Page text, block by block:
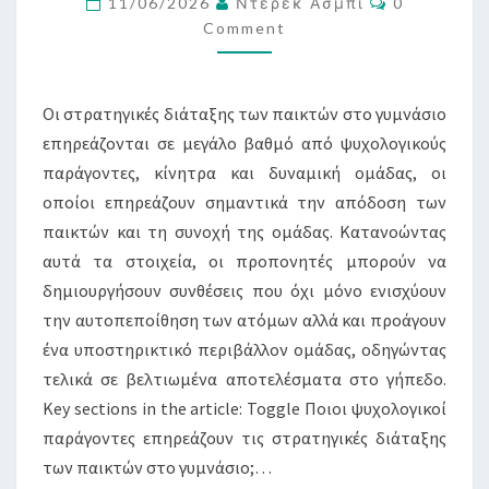
ΕΠΙΡΡΟΉ
ΣΥΝΟΜΗΛΊΚΩΝ
Comment
Οι στρατηγικές διάταξης των παικτών στο γυμνάσιο
επηρεάζονται σε μεγάλο βαθμό από ψυχολογικούς
παράγοντες, κίνητρα και δυναμική ομάδας, οι
οποίοι επηρεάζουν σημαντικά την απόδοση των
παικτών και τη συνοχή της ομάδας. Κατανοώντας
αυτά τα στοιχεία, οι προπονητές μπορούν να
δημιουργήσουν συνθέσεις που όχι μόνο ενισχύουν
την αυτοπεποίθηση των ατόμων αλλά και προάγουν
ένα υποστηρικτικό περιβάλλον ομάδας, οδηγώντας
τελικά σε βελτιωμένα αποτελέσματα στο γήπεδο.
Key sections in the article: Toggle Ποιοι ψυχολογικοί
παράγοντες επηρεάζουν τις στρατηγικές διάταξης
των παικτών στο γυμνάσιο;…